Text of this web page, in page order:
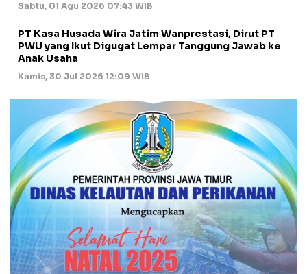
Sabtu, 01 Agu 2026 07:43 WIB
PT Kasa Husada Wira Jatim Wanprestasi, Dirut PT
PWU yang Ikut Digugat Lempar Tanggung Jawab ke
Anak Usaha
Kamis, 30 Jul 2026 12:09 WIB